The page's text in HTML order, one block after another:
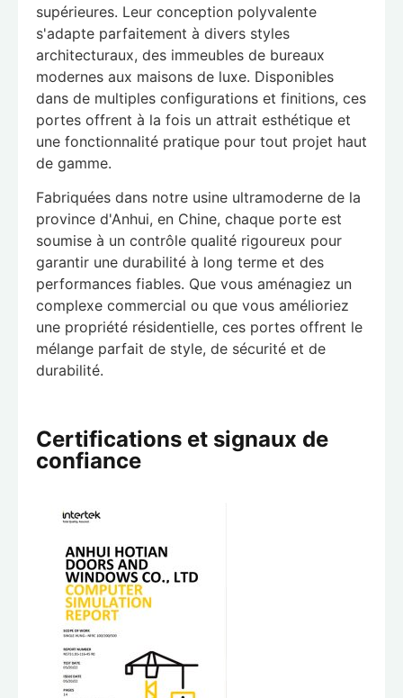
supérieures. Leur conception polyvalente
s'adapte parfaitement à divers styles
architecturaux, des immeubles de bureaux
modernes aux maisons de luxe. Disponibles
dans de multiples configurations et finitions, ces
portes offrent à la fois un attrait esthétique et
une fonctionnalité pratique pour tout projet haut
de gamme.
Fabriquées dans notre usine ultramoderne de la
province d'Anhui, en Chine, chaque porte est
soumise à un contrôle qualité rigoureux pour
garantir une durabilité à long terme et des
performances fiables. Que vous aménagiez un
complexe commercial ou que vous amélioriez
une propriété résidentielle, ces portes offrent le
mélange parfait de style, de sécurité et de
durabilité.
Certifications et signaux de
confiance